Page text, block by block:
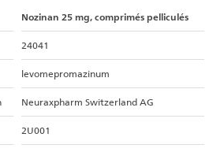
Nozinan 25 mg, comprimés pelliculés
24041
levomepromazinum
Neuraxpharm Switzerland AG
2U001